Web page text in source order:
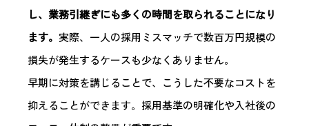
し、業務引継ぎにも多くの時間を取られることになり
ます。 実際、一人の採用ミスマッチで数百万円規模の
損失が発生するケースも少なくありません。
早期に対策を講じることで、こうした不要なコストを
抑えることができます。採用基準の明確化や入社後の